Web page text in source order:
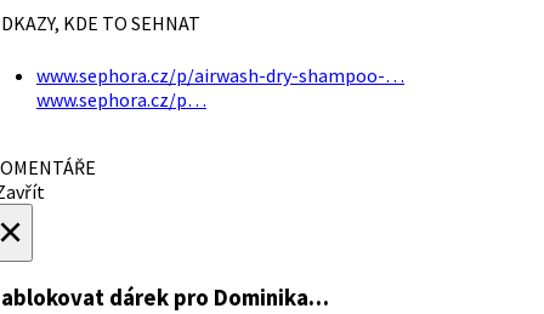
KDE TO SEHNAT
www.sephora.cz/p/airwash-dry-shampoo-…
www.sephora.cz/p…
dárek pro Dominika…